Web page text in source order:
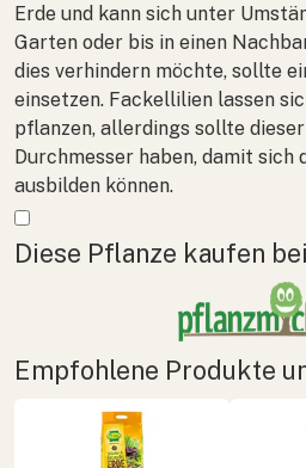
Erde und kann sich unter
Garten oder bis in einen
dies verhindern möchte, sollte
einsetzen. Fackellilien lassen
pflanzen, allerdings sollte
Durchmesser haben, damit sich
ausbilden können.
Mehr anzeigen
Diese Pflanze kaufen bei
Empfohlene Produkte